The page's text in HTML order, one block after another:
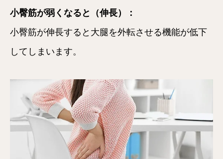
小臀筋が弱くなると（伸長）：
小臀筋が伸長すると大腿を外転させる機能が低下
してしまいます。